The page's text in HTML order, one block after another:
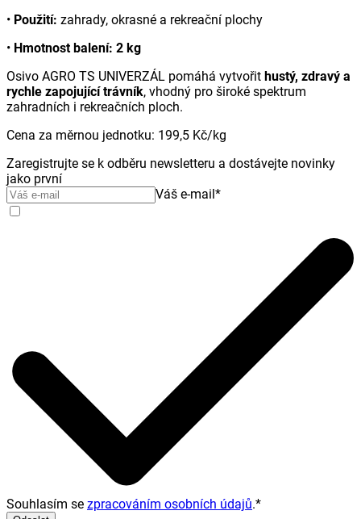
• Použití: zahrady, okrasné a rekreační plochy
• Hmotnost balení: 2 kg
Osivo AGRO TS UNIVERZÁL pomáhá vytvořit hustý, zdravý a
rychle zapojující trávník, vhodný pro široké spektrum
zahradních i rekreačních ploch.
Cena za měrnou jednotku: 199,5 Kč/kg
Zaregistrujte se k odběru newsletteru a dostávejte novinky
jako první
Váš e-mail*
Souhlasím se zpracováním osobních údajů.*